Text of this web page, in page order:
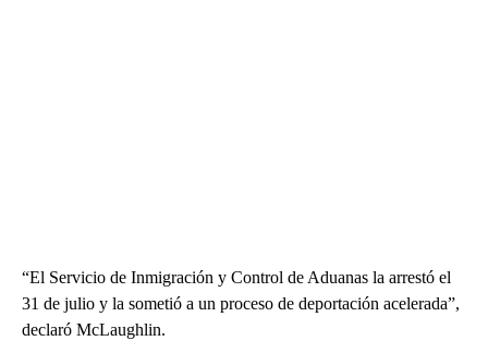
“El Servicio de Inmigración y Control de Aduanas la arrestó el
31 de julio y la sometió a un proceso de deportación acelerada”,
declaró McLaughlin.